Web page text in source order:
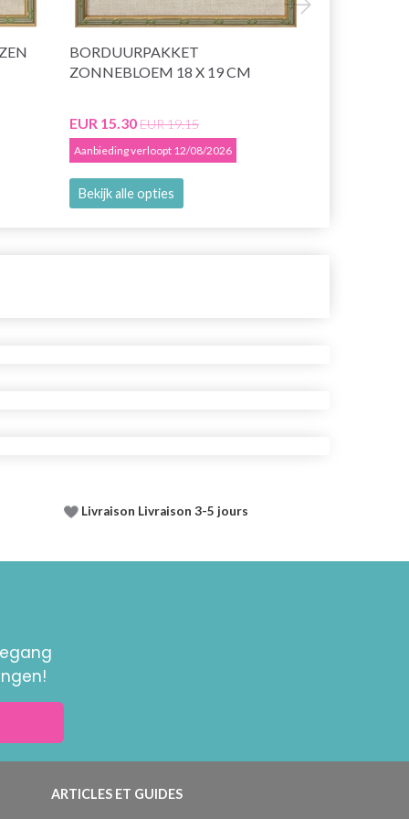
BORDUURPAKKET
ZONNEBLOEM 18 X 19 CM
EUR 15.30EUR 19.15
Aanbieding verloopt 12/08/2026
Bekijk alle opties
Livraison Livraison 3-5 jours
ARTICLES ET GUIDES